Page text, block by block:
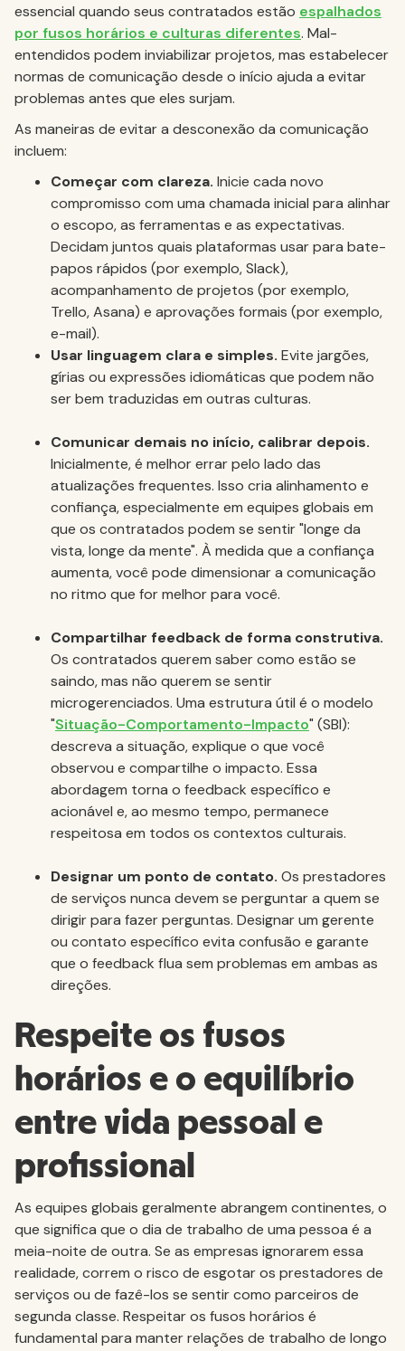
essencial quando seus contratados estão espalhados
por fusos horários e culturas diferentes. Mal-
entendidos podem inviabilizar projetos, mas estabelecer
normas de comunicação desde o início ajuda a evitar
problemas antes que eles surjam.
As maneiras de evitar a desconexão da comunicação
incluem:
Começar com clareza. Inicie cada novo
compromisso com uma chamada inicial para alinhar
o escopo, as ferramentas e as expectativas.
Decidam juntos quais plataformas usar para bate-
papos rápidos (por exemplo, Slack),
acompanhamento de projetos (por exemplo,
Trello, Asana) e aprovações formais (por exemplo,
e-mail).
Usar linguagem clara e simples. Evite jargões,
gírias ou expressões idiomáticas que podem não
ser bem traduzidas em outras culturas.
Comunicar demais no início, calibrar depois.
Inicialmente, é melhor errar pelo lado das
atualizações frequentes. Isso cria alinhamento e
confiança, especialmente em equipes globais em
que os contratados podem se sentir "longe da
vista, longe da mente". À medida que a confiança
aumenta, você pode dimensionar a comunicação
no ritmo que for melhor para você.
Compartilhar feedback de forma construtiva.
Os contratados querem saber como estão se
saindo, mas não querem se sentir
microgerenciados. Uma estrutura útil é o modelo
"Situação-Comportamento-Impacto" (SBI):
descreva a situação, explique o que você
observou e compartilhe o impacto. Essa
abordagem torna o feedback específico e
acionável e, ao mesmo tempo, permanece
respeitosa em todos os contextos culturais.
Designar um ponto de contato. Os prestadores
de serviços nunca devem se perguntar a quem se
dirigir para fazer perguntas. Designar um gerente
ou contato específico evita confusão e garante
que o feedback flua sem problemas em ambas as
direções.
Respeite os fusos
horários e o equilíbrio
entre vida pessoal e
profissional
As equipes globais geralmente abrangem continentes, o
que significa que o dia de trabalho de uma pessoa é a
meia-noite de outra. Se as empresas ignorarem essa
realidade, correm o risco de esgotar os prestadores de
serviços ou de fazê-los se sentir como parceiros de
segunda classe. Respeitar os fusos horários é
fundamental para manter relações de trabalho de longo